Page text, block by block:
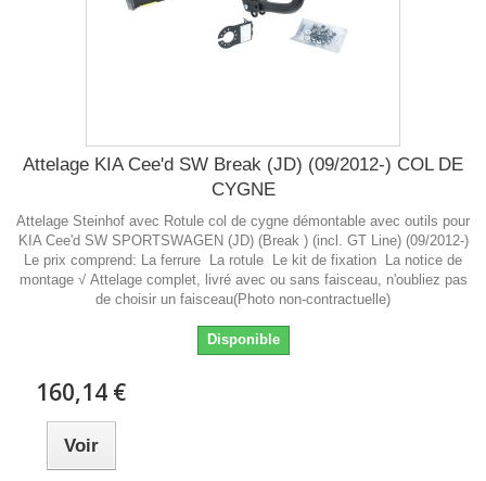
Attelage KIA Cee'd SW Break (JD) (09/2012-) COL DE
CYGNE
Attelage Steinhof avec Rotule col de cygne démontable avec outils pour
KIA Cee'd SW SPORTSWAGEN (JD) (Break ) (incl. GT Line) (09/2012-)
Le prix comprend: La ferrure La rotule Le kit de fixation La notice de
montage √ Attelage complet, livré avec ou sans faisceau, n'oubliez pas
de choisir un faisceau(Photo non-contractuelle)
Disponible
160,14 €
Voir